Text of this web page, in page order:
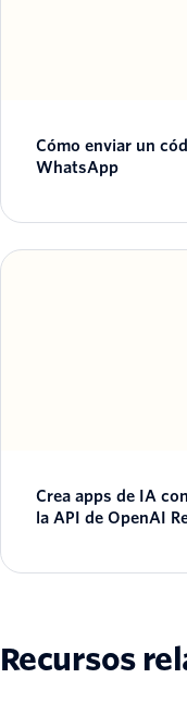
Cómo enviar un
WhatsApp
Crea apps de IA
la API de OpenAI
Recursos